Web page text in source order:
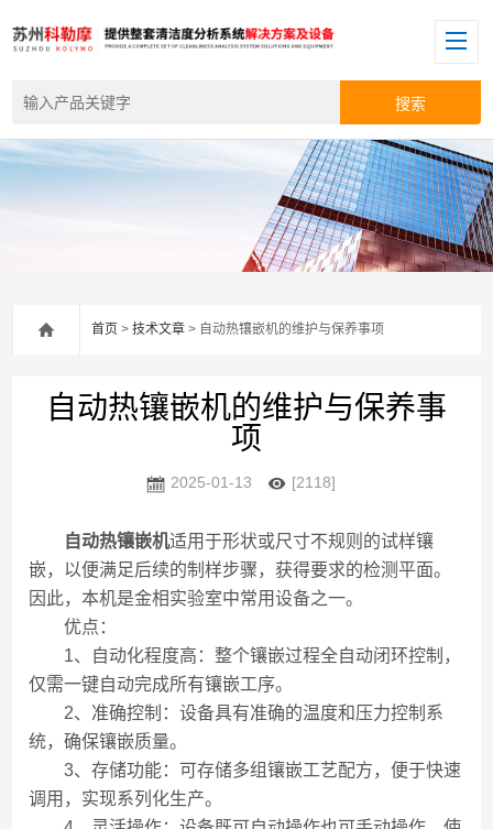
首页 >技术文章 > 自动热镶嵌机的维护与保养事项
自动热镶嵌机的维护与保养事
项
2025-01-13 [2118]
自动热镶嵌机适用于形状或尺寸不规则的试样镶
嵌，以便满足后续的制样步骤，获得要求的检测平面。
因此，本机是金相实验室中常用设备之一。
优点：
1、自动化程度高：整个镶嵌过程全自动闭环控制，
仅需一键自动完成所有镶嵌工序。
2、准确控制：设备具有准确的温度和压力控制系
统，确保镶嵌质量。
3、存储功能：可存储多组镶嵌工艺配方，便于快速
调用，实现系列化生产。